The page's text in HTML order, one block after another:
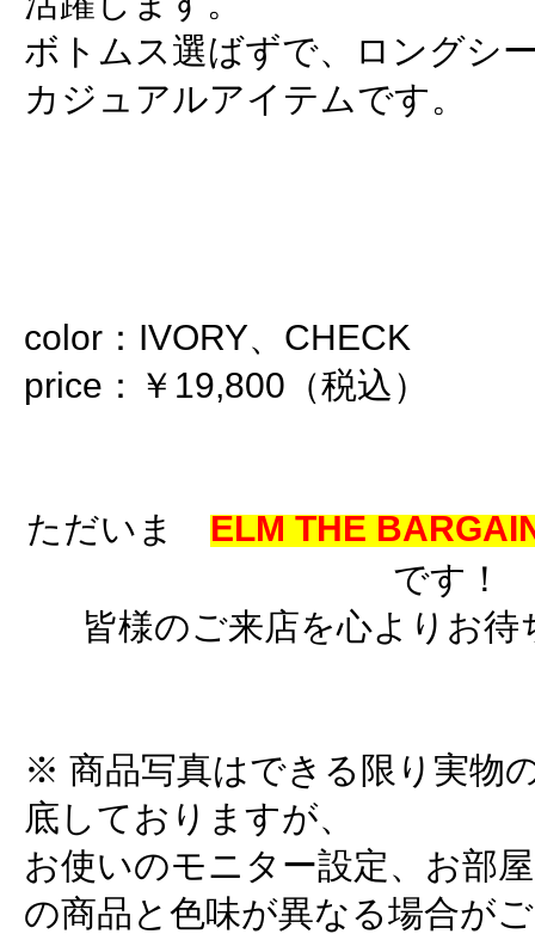
ボトムス選ばずで、ロングシ
カジュアルアイテムです。
color：IVORY、CHECK
price：￥19,800（税込）
ただいま ELM THE
です！
皆様のご来店を心よりお
※ 商品写真はできる限り実物
底しておりますが、
お使いのモニター設定、お部
の商品と色味が異なる場合が